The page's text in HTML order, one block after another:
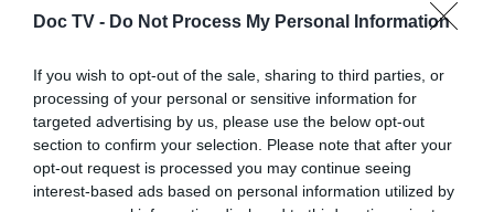
Doc TV - Do Not Process My Personal Information
If you wish to opt-out of the sale, sharing to third parties, or
processing of your personal or sensitive information for
targeted advertising by us, please use the below opt-out
section to confirm your selection. Please note that after your
opt-out request is processed you may continue seeing
interest-based ads based on personal information utilized by
θεραπευτική δράση; Η ιαματική λειτουργία
φανταστικό;
Προτού οι εξωγενείς δυνάμεις της
νεωτερικότητας διεισδύσουν στην ελληνική
ύπαιθρο, κάθε χωριό ήταν ένα ολόκληρο